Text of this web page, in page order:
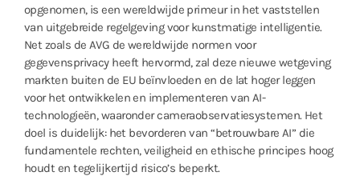
opgenomen, is een wereldwijde primeur in het vaststellen
van uitgebreide regelgeving voor kunstmatige intelligentie.
Net zoals de AVG de wereldwijde normen voor
gegevensprivacy heeft hervormd, zal deze nieuwe wetgeving
markten buiten de EU beïnvloeden en de lat hoger leggen
voor het ontwikkelen en implementeren van AI-
technologieën, waaronder cameraobservatiesystemen. Het
doel is duidelijk: het bevorderen van “betrouwbare AI” die
fundamentele rechten, veiligheid en ethische principes hoog
houdt en tegelijkertijd risico’s beperkt.